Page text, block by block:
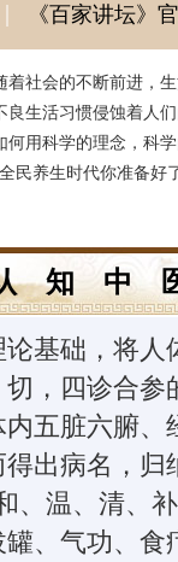
| 《百家讲坛》
会的不断前进，生
良生活习惯侵蚀着人
何用科学的理念，科
民养生时代你准备好
知 中
基础，将人
，四诊合参
五脏六腑、
出病名，归
、温、清、
、气功、食